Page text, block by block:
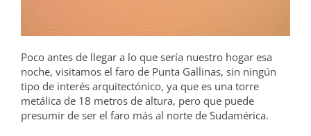
Poco antes de llegar a lo que sería nuestro hogar esa
noche, visitamos el faro de Punta Gallinas, sin ningún
tipo de interés arquitectónico, ya que es una torre
metálica de 18 metros de altura, pero que puede
presumir de ser el faro más al norte de Sudamérica.